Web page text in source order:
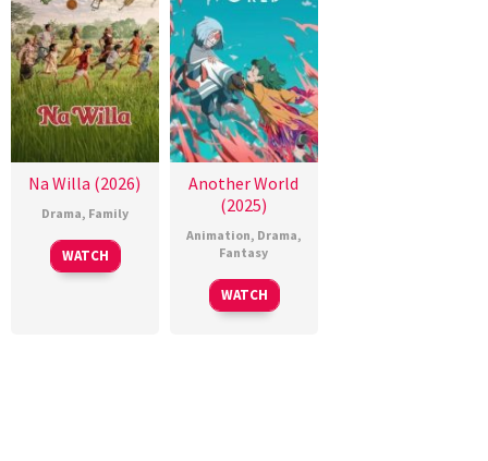
Na Willa (2026)
Drama, Family
WATCH
Another World
(2025)
Animation, Drama,
Fantasy
WATCH